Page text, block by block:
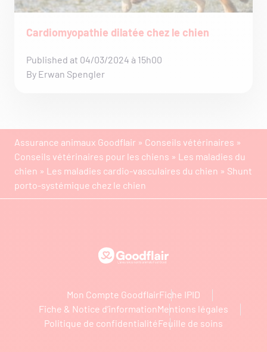
Cardiomyopathie dilatée chez le chien
Published at 04/03/2024 à 15h00
By Erwan Spengler
Assurance animaux Goodflair » Conseils vétérinaires »
Conseils vétérinaires pour les chiens » Les maladies du
chien » Les maladies cardio-vasculaires du chien » Shunt
porto-systémique chez le chien
Goodflair
Mon Compte GoodflairFiche IPID
Fiche & Notice d’informationMentions légales
Politique de confidentialitéFeuille de soins